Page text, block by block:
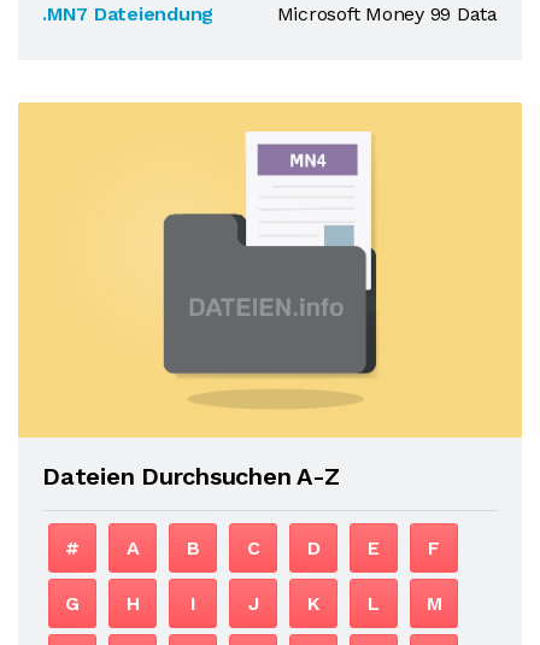
.MN7 Dateiendung
Microsoft Money 99 Data
Dateien Durchsuchen A-Z
# A B C D E F
G H I J K L M